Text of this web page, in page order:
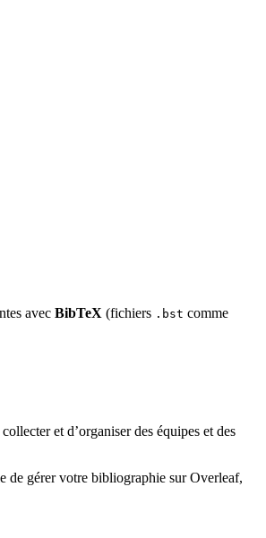
avec BibTeX (fichiers .bst comme
et d’organiser des équipes et des
de gérer votre bibliographie sur Overleaf,